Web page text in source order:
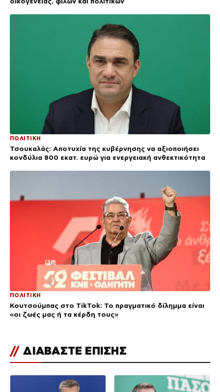
ΠΟΛΙΤΙΚΗ
Τσουκαλάς: Αποτυχία της κυβέρνησης να αξιοποιήσει
κονδύλια 800 εκατ. ευρώ για ενεργειακή ανθεκτικότητα
ΠΟΛΙΤΙΚΗ
Κουτσούμπας στο TikTok: Το πραγματικό δίλημμα είναι
«οι ζωές μας ή τα κέρδη τους»
// ΔΙΑΒΑΣΤΕ ΕΠΙΣΗΣ